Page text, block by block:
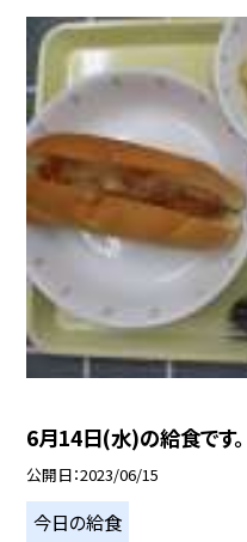
6月14日(水)の給食です。
公開日 2023/06/15
今日の給食